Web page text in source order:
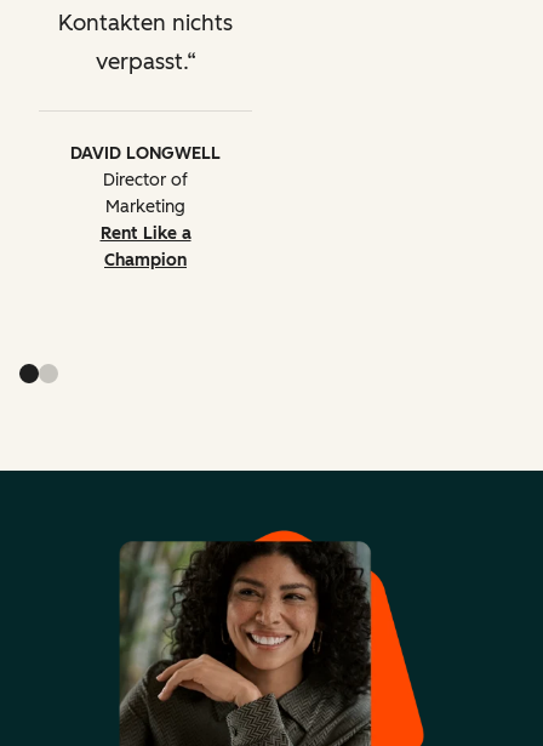
Kontakten nichts
verpasst.
DAVID LONGWELL
Director of
Marketing
Rent Like a
Champion